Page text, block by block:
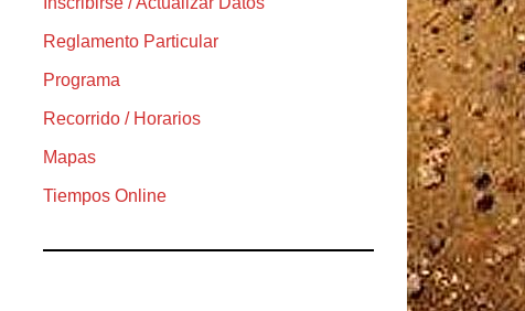
Reglamento Particular
Programa
Recorrido / Horarios
Mapas
Tiempos Online